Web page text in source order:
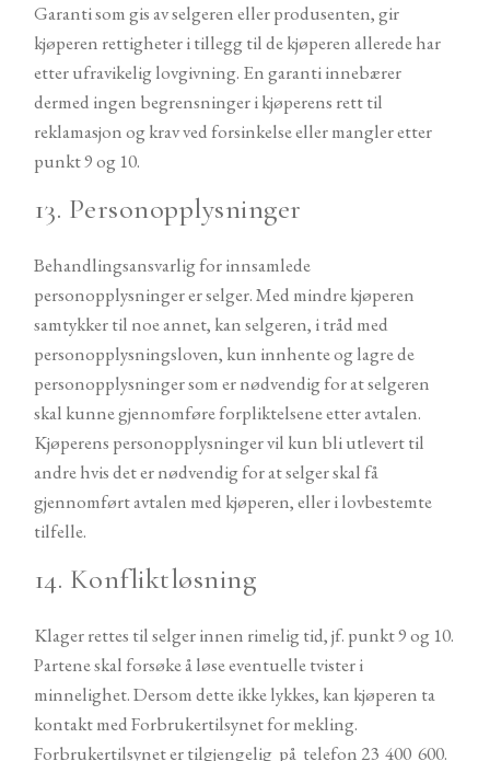
Garanti som gis av selgeren eller produsenten, gir
kjøperen rettigheter i tillegg til de kjøperen allerede har
etter ufravikelig lovgivning. En garanti innebærer
dermed ingen begrensninger i kjøperens rett til
reklamasjon og krav ved forsinkelse eller mangler etter
punkt 9 og 10.
13. Personopplysninger
Behandlingsansvarlig for innsamlede
personopplysninger er selger. Med mindre kjøperen
samtykker til noe annet, kan selgeren, i tråd med
personopplysningsloven, kun innhente og lagre de
personopplysninger som er nødvendig for at selgeren
skal kunne gjennomføre forpliktelsene etter avtalen.
Kjøperens personopplysninger vil kun bli utlevert til
andre hvis det er nødvendig for at selger skal få
gjennomført avtalen med kjøperen, eller i lovbestemte
tilfelle.
14. Konfliktløsning
Klager rettes til selger innen rimelig tid, jf. punkt 9 og 10.
Partene skal forsøke å løse eventuelle tvister i
minnelighet. Dersom dette ikke lykkes, kan kjøperen ta
kontakt med Forbrukertilsynet for mekling.
Forbrukertilsynet er tilgjengelig på telefon 23 400 600.